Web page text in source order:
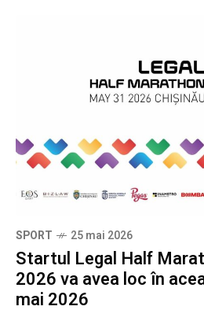
SPORT 25 mai 2026
Startul Legal Half
2026 va avea loc în
mai 2026